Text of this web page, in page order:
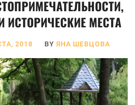
МЕСТА
2018 BY ЯНА ШЕВЦОВА